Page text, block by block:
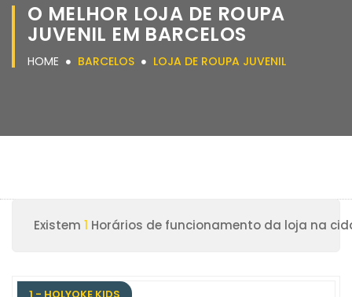
O MELHOR LOJA DE ROUPA
JUVENIL EM BARCELOS
HOME BARCELOS LOJA DE ROUPA JUVENIL
Existem 1 Horários de funcionamento da loja na